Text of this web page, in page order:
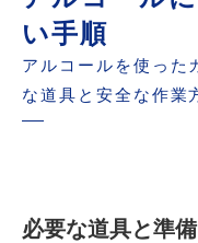
い手順
アルコールを使った
な道具と安全な作業
必要な道具と準備